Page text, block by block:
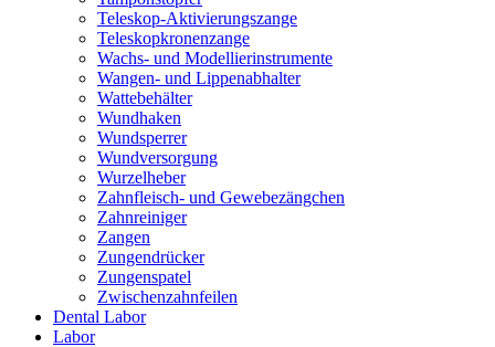
Teleskop-Aktivierungszange
Teleskopkronenzange
Wachs- und Modellierinstrumente
Wangen- und Lippenabhalter
Wattebehälter
Wundhaken
Wundsperrer
Wundversorgung
Wurzelheber
Zahnfleisch- und Gewebezängchen
Zahnreiniger
Zangen
Zungendrücker
Zungenspatel
Zwischenzahnfeilen
Dental Labor
Labor